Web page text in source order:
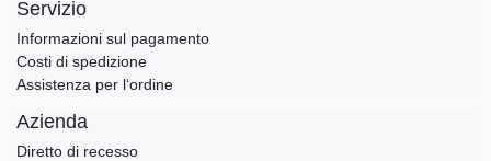
Servizio
Informazioni sul pagamento
Costi di spedizione
Assistenza per l‘ordine
Azienda
Diretto di recesso